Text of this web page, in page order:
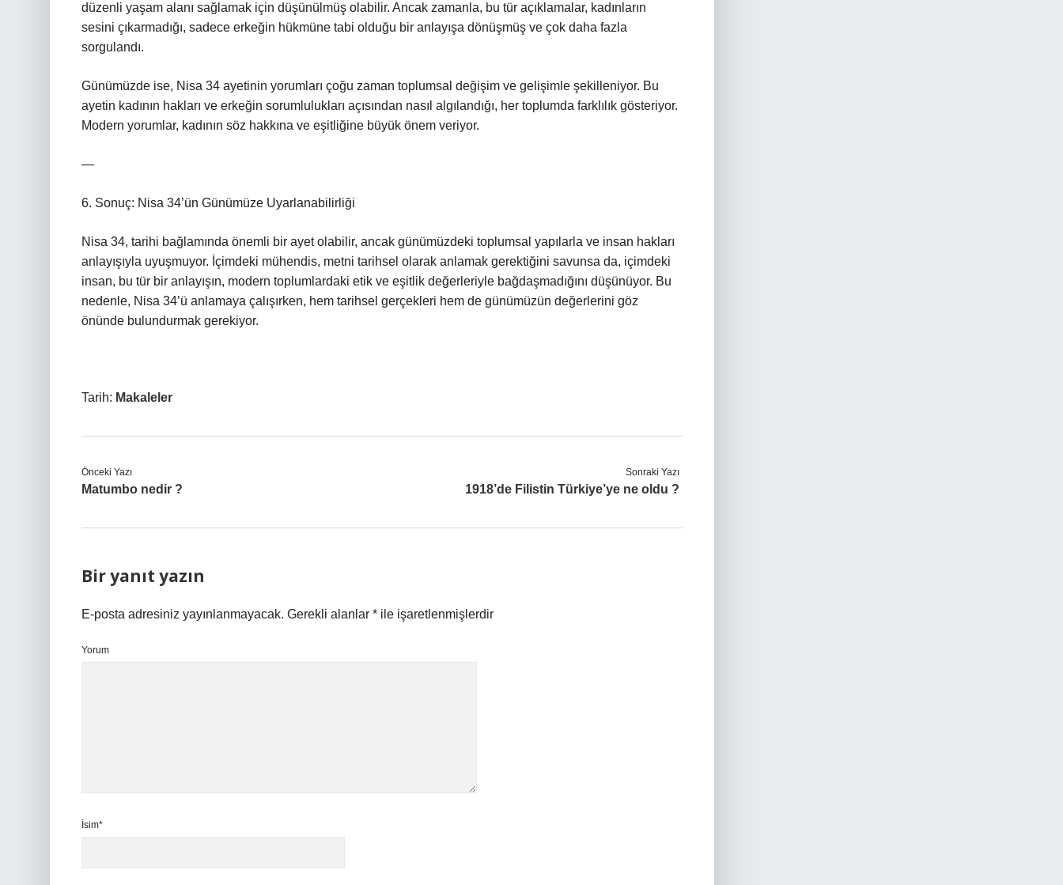
düzenli yaşam alanı sağlamak için düşünülmüş olabilir. Ancak zamanla, bu tür açıklamalar, kadınların
sesini çıkarmadığı, sadece erkeğin hükmüne tabi olduğu bir anlayışa dönüşmüş ve çok daha fazla
sorgulandı.
Günümüzde ise, Nisa 34 ayetinin yorumları çoğu zaman toplumsal değişim ve gelişimle şekilleniyor. Bu
ayetin kadının hakları ve erkeğin sorumlulukları açısından nasıl algılandığı, her toplumda farklılık gösteriyor.
Modern yorumlar, kadının söz hakkına ve eşitliğine büyük önem veriyor.
—
6. Sonuç: Nisa 34’ün Günümüze Uyarlanabilirliği
Nisa 34, tarihi bağlamında önemli bir ayet olabilir, ancak günümüzdeki toplumsal yapılarla ve insan hakları
anlayışıyla uyuşmuyor. İçimdeki mühendis, metni tarihsel olarak anlamak gerektiğini savunsa da, içimdeki
insan, bu tür bir anlayışın, modern toplumlardaki etik ve eşitlik değerleriyle bağdaşmadığını düşünüyor. Bu
nedenle, Nisa 34’ü anlamaya çalışırken, hem tarihsel gerçekleri hem de günümüzün değerlerini göz
önünde bulundurmak gerekiyor.
Tarih: Makaleler
Önceki Yazı
Matumbo nedir ?
Sonraki Yazı
1918’de Filistin Türkiye’ye ne oldu ?
Bir yanıt yazın
E-posta adresiniz yayınlanmayacak. Gerekli alanlar * ile işaretlenmişlerdir
Yorum
İsim*